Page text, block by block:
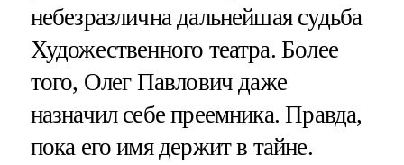
небезразлична дальнейшая судьба
Художественного театра. Более
того, Олег Павлович даже
назначил себе преемника. Правда,
пока его имя держит в тайне.